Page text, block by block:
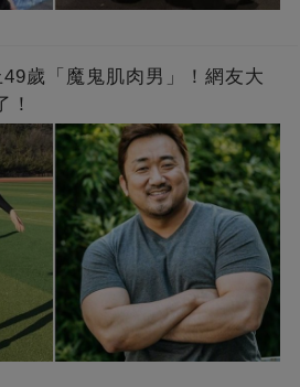
49歲「魔鬼肌肉男」！網友大
！